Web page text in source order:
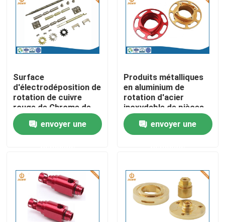
Aperçu
Produits
A propos de nous
Visite d'usine
Contrôle de la qualité
Contact
Surface
d'électrodéposition de
rotation de cuivre
rouge de Chrome de
pièces de commande
numérique par
ordinateur de haute
envoyer une
Produits métalliques
en aluminium de
rotation d'acier
inoxydable de pièces
de commande
numérique par
ordinateur
envoyer une